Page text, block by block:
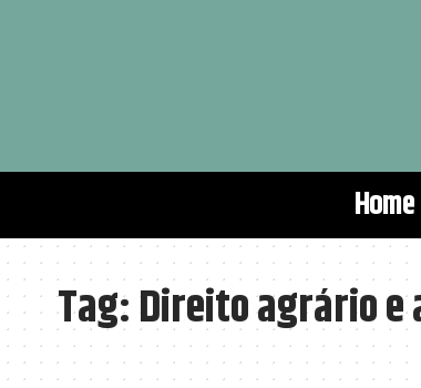
Home
Tag:Direito agrário